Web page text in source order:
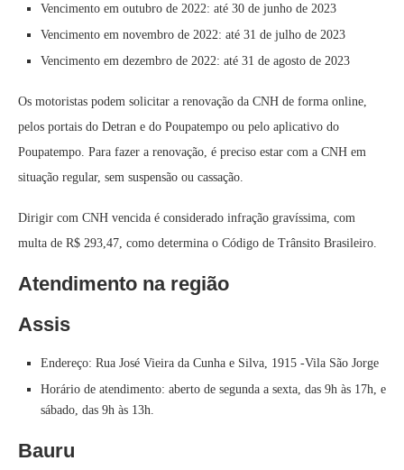
Vencimento em outubro de 2022: até 30 de junho de 2023
Vencimento em novembro de 2022: até 31 de julho de 2023
Vencimento em dezembro de 2022: até 31 de agosto de 2023
Os motoristas podem solicitar a renovação da CNH de forma online,
pelos portais do Detran e do Poupatempo ou pelo aplicativo do
Poupatempo. Para fazer a renovação, é preciso estar com a CNH em
situação regular, sem suspensão ou cassação.
Dirigir com CNH vencida é considerado infração gravíssima, com
multa de R$ 293,47, como determina o Código de Trânsito Brasileiro.
Atendimento na região
Assis
Endereço: Rua José Vieira da Cunha e Silva, 1915 -Vila São Jorge
Horário de atendimento: aberto de segunda a sexta, das 9h às 17h, e
sábado, das 9h às 13h.
Bauru